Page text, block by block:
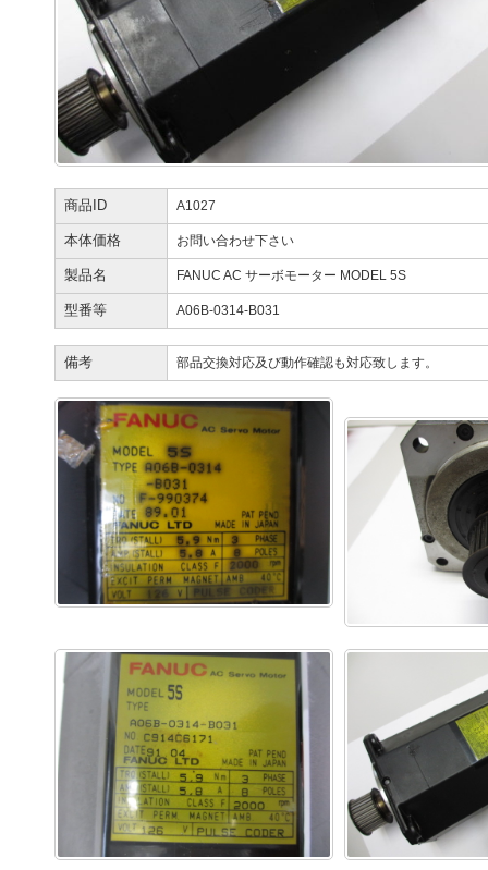
商品ID A1027
本体価格 お問い合わせ下さい
製品名 FANUC AC サーボモーター MODEL 5S
型番等 A06B-0314-B031
備考 部品交換対応及び動作確認も対応致します。